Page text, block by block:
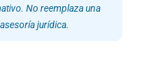
No reemplaza una
jurídica.